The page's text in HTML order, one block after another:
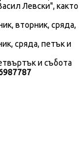
Левски", както
вторник, сряда,
сряда, петък и
и събота